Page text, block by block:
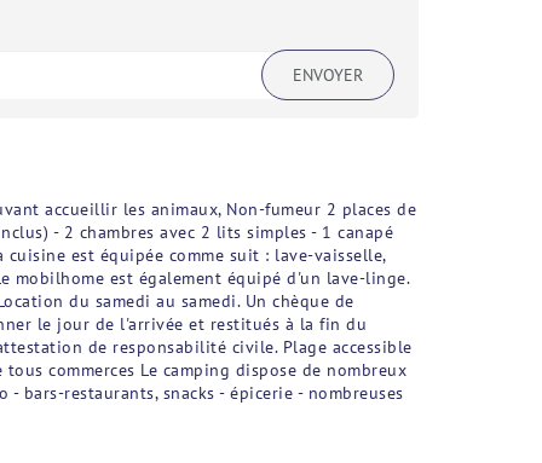
ENVOYER
accueillir les animaux, Non-fumeur 2 places de
- 2 chambres avec 2 lits simples - 1 canapé
est équipée comme suit : lave-vaisselle,
mobilhome est également équipé d'un lave-linge.
du samedi au samedi. Un chèque de
le jour de l'arrivée et restitués à la fin du
de responsabilité civile. Plage accessible
commerces Le camping dispose de nombreux
bars-restaurants, snacks - épicerie - nombreuses